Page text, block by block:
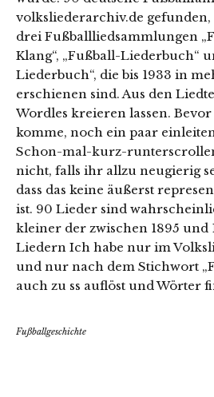
volksliederarchiv.de gefunden,
drei Fußballliedsammlungen
Klang“, „Fußball-Liederbuch“
Liederbuch“, die bis 1933 in
erschienen sind. Aus den
Wordles kreieren lassen.
komme, noch ein paar
Schon-mal-kurz-
nicht, falls ihr allzu neugierig
dass das keine äußerst
ist. 90 Lieder sind
kleiner der zwischen 1895 und
Liedern Ich habe nur im
und nur nach dem Stichwort
auch zu ss auflöst und Wörter
Fußballgeschichte